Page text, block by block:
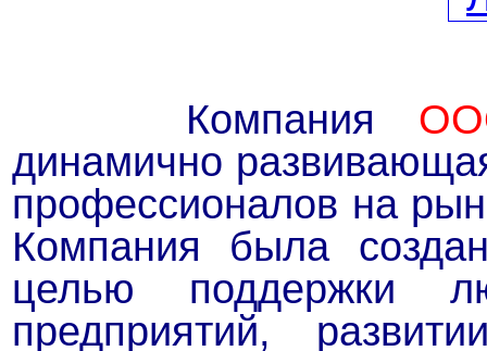
Компания
динамично
профессионалов на
Компания была
целью поддержки
предприятий,